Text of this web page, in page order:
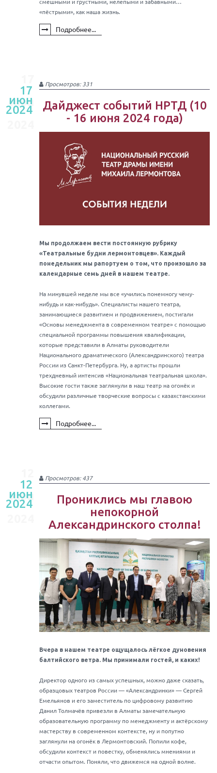
смешными и грустными, нелепыми и забавными…
«пёстрыми», как наша жизнь.
Подробнее...
июн
17
июн
2024
Просмотров: 331
Дайджест событий НРТД (10
- 16 июня 2024 года)
Мы продолжаем вести постоянную рубрику
«Театральные будни лермонтовцев». Каждый
понедельник мы рапортуем о том, что произошло за
календарные семь дней в нашем театре.
На минувшей неделе мы все «учились понемногу чему-
нибудь и как-нибудь». Специалисты нашего театра,
занимающиеся развитием и продвижением, постигали
«Основы менеджмента в современном театре» с помощью
специальной программы повышения квалификации,
которые представили в Алматы руководители
Национального драматического (Александринского) театра
России из Санкт-Петербурга. Ну, а артисты прошли
трехдневный интенсив «Национальная театральная школа».
Высокие гости также заглянули в наш театр на огонёк и
обсудили различные творческие вопросы с казахстанскими
коллегами.
Подробнее...
июн
12
июн
2024
Просмотров: 437
Прониклись мы главою
непокорной
Александринского столпа!
Вчера в нашем театре ощущалось лёгкое дуновения
балтийского ветра. Мы принимали гостей, и каких!
Директор одного из самых успешных, можно даже сказать,
образцовых театров России — «Александринки» — Сергей
Емельянов и его заместитель по цифровому развитию
Данил Толмачёв привезли в Алматы замечательную
образовательную программу по менеджменту и актёрскому
мастерству в современном контексте, ну и попутно
заглянули на огонёк в Лермонтовский. Попили кофе,
обсудили контекст и повестку, обменялись мнениями и
отчасти опытом. Поняли, что движемся на одной волне.